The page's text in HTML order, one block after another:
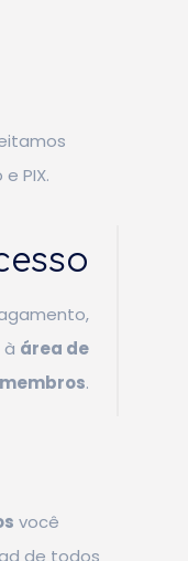
PIX.
área de
membros.
você
de todos